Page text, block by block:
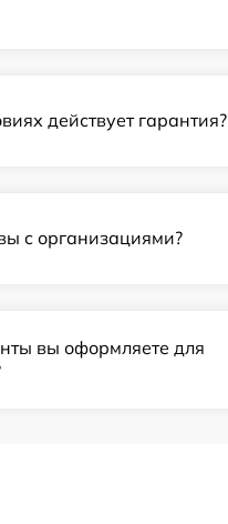
действует гарантия?
с организациями?
вы оформляете для